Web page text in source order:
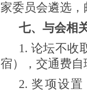
家委员会遴选
七、与会相
1. 论坛不收
宿），交通费自
2. 奖项设